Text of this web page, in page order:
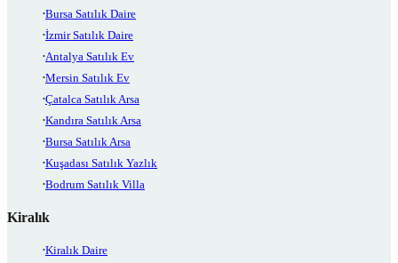
Bursa Satılık Daire
İzmir Satılık Daire
Antalya Satılık Ev
Mersin Satılık Ev
Çatalca Satılık Arsa
Kandıra Satılık Arsa
Bursa Satılık Arsa
Kuşadası Satılık Yazlık
Bodrum Satılık Villa
Kiralık
Kiralık Daire